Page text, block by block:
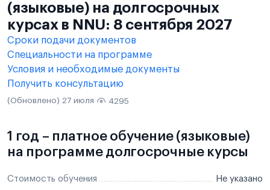
(языковые) на долгосрочных
курсах в NNU: 8 сентября 2027
Сроки подачи документов
Специальности на программе
Условия и необходимые документы
Получить консультацию
(Обновлено) 27 июля 4295
1 год – платное обучение (языковые)
на программе долгосрочные курсы
Стоимость обучения Не указано